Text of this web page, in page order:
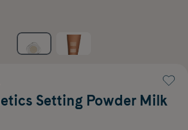
Setting Powder Milk